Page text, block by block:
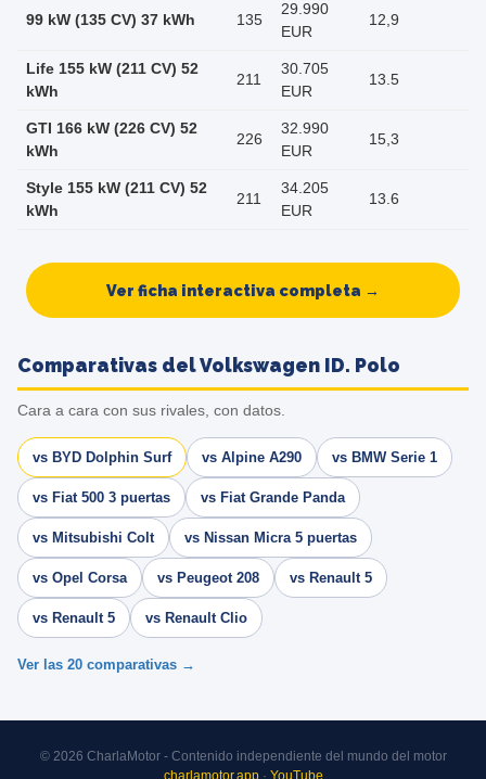
99 kW (135 CV) 37 kWh 135
29.990
EUR
12,9
Life 155 kW (211 CV) 52
kWh
211
30.705
EUR
13.5
GTI 166 kW (226 CV) 52
kWh
226
32.990
EUR
15,3
Style 155 kW (211 CV) 52
kWh
211
34.205
EUR
13.6
Ver ficha interactiva completa →
Comparativas del Volkswagen ID. Polo
Cara a cara con sus rivales, con datos.
vs BYD Dolphin Surf vs Alpine A290 vs BMW Serie 1
vs Fiat 500 3 puertas vs Fiat Grande Panda
vs Mitsubishi Colt vs Nissan Micra 5 puertas
vs Opel Corsa vs Peugeot 208 vs Renault 5
vs Renault 5 vs Renault Clio
Ver las 20 comparativas →
© 2026 CharlaMotor - Contenido independiente del mundo del motor
charlamotor.app· YouTube